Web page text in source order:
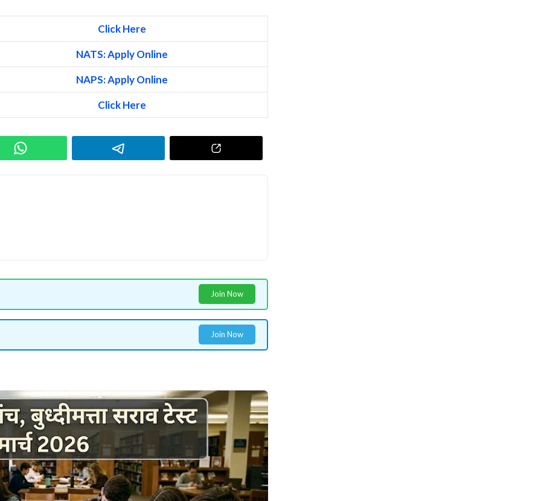
Click Here
NATS: Apply Online
NAPS: Apply Online
Click Here
Join Now
Join Now